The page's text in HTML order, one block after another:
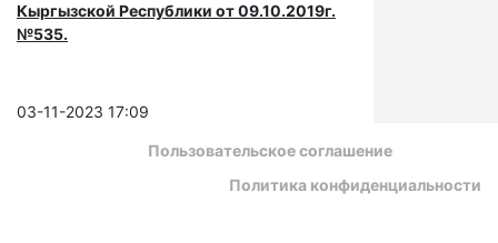
Кыргызской Республики от 09.10.2019г.
№535.
03-11-2023 17:09
Пользовательское соглашение
Политика конфиденциальности